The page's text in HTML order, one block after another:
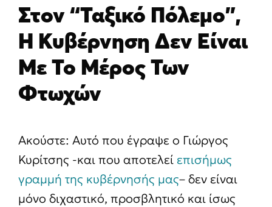
Στον “Ταξικό Πόλεμο”,
Η Κυβέρνηση Δεν Είναι
Με Το Μέρος Των
Φτωχών
Ακούστε: Αυτό που έγραψε ο Γιώργος
Κυρίτσης -και που αποτελεί επισήμως
γραμμή της κυβέρνησής μας– δεν είναι
μόνο διχαστικό, προσβλητικό και ίσως